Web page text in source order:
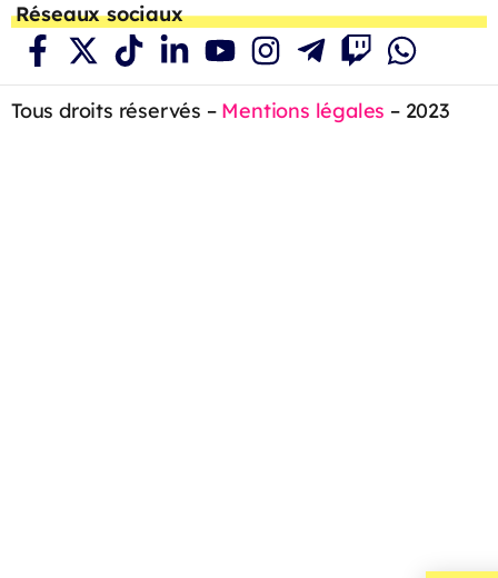
Réseaux sociaux
Tous droits réservés – Mentions légales – 2023